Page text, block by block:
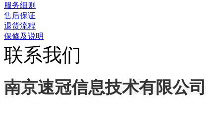
服务细则
售后保证
退货流程
保修及说明
联系我们
南京速冠信息技术有限公司